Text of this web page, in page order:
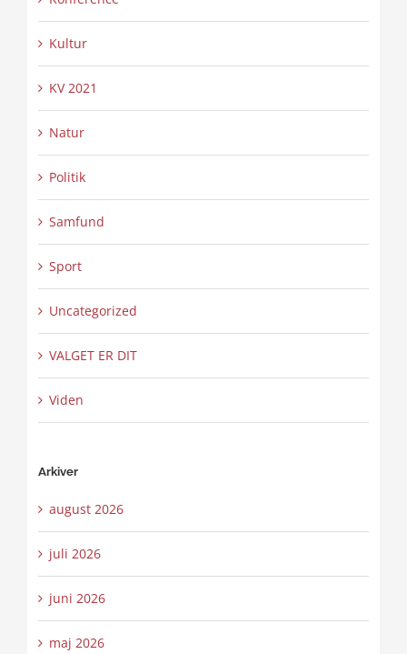
Kultur
KV 2021
Natur
Politik
Samfund
Sport
Uncategorized
VALGET ER DIT
Viden
Arkiver
august 2026
juli 2026
juni 2026
maj 2026